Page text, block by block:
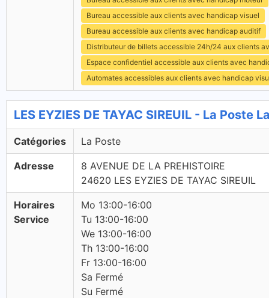
Bureau accessible aux clients avec handicap visuel
Bureau accessible aux clients avec handicap auditif
Distributeur de billets accessible 24h/24 aux clients
Espace confidentiel accessible aux clients avec
Automates accessibles aux clients avec handicap
LES EYZIES DE TAYAC SIREUIL - La Poste
Catégories La Poste
Adresse
8 AVENUE DE LA PREHISTOIRE
24620 LES EYZIES DE TAYAC SIREUIL
Horaires
Service
Mo 13:00-16:00
Tu 13:00-16:00
We 13:00-16:00
Th 13:00-16:00
Fr 13:00-16:00
Sa Fermé
Su Fermé